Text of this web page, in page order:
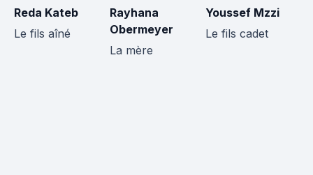
Reda Kateb
Le fils aîné
Rayhana
Obermeyer
La mère
Youssef Mzzi
Le fils cadet